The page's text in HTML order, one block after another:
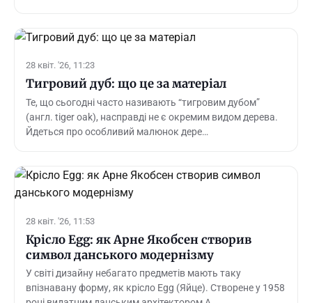
28 квіт. '26, 11:23
Тигровий дуб: що це за матеріал
Те, що сьогодні часто називають “тигровим дубом”
(англ. tiger oak), насправді не є окремим видом дерева.
Йдеться про особливий малюнок дере…
28 квіт. '26, 11:53
Крісло Egg: як Арне Якобсен створив
символ данського модернізму
У світі дизайну небагато предметів мають таку
впізнавану форму, як крісло Egg (Яйце). Створене у 1958